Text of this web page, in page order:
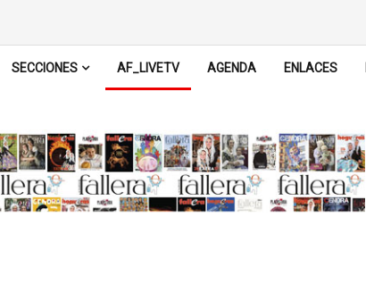
SECCIONES AF_LIVETV AGENDA ENLACES